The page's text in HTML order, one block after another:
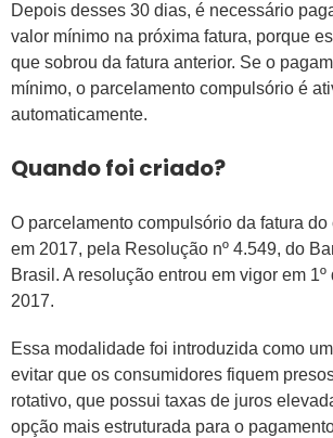
Depois desses 30 dias, é necessário
valor mínimo na próxima fatura, porque
que sobrou da fatura anterior. Se o
mínimo, o parcelamento compulsório é
automaticamente.
Quando foi criado?
O parcelamento compulsório da fatura
em 2017, pela Resolução nº 4.549, do
Brasil. A resolução entrou em vigor em
2017.
Essa modalidade foi introduzida como
evitar que os consumidores fiquem
rotativo, que possui taxas de juros
opção mais estruturada para o